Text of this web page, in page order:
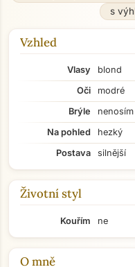
s
Vzhled
Vlasy
blond
Oči
modré
Brýle
nenosím
Na pohled
hezký
Postava
silnější
Životní styl
Kouřím ne
O mně